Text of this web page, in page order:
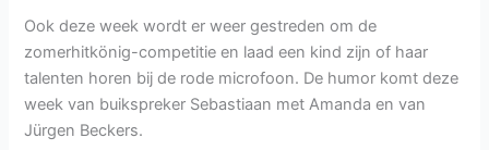
Ook deze week wordt er weer gestreden om de
zomerhitkönig-competitie en laad een kind zijn of haar
talenten horen bij de rode microfoon. De humor komt deze
week van buikspreker Sebastiaan met Amanda en van
Jürgen Beckers.